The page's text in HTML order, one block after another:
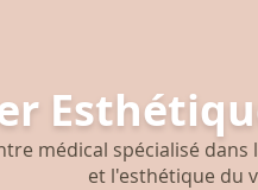
médical spécialisé
et l'esthétique du